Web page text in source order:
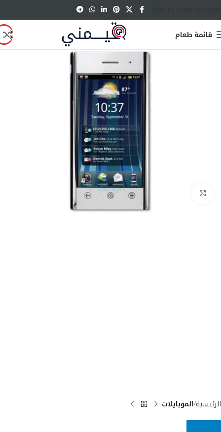
قائمة طعام
الرئيسية الموبايلات